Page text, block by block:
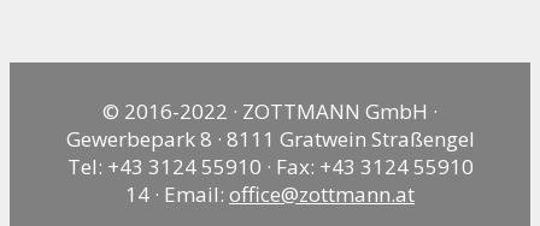
© 2016-2022 · ZOTTMANN GmbH ·
Gewerbepark 8 · 8111 Gratwein Straßengel
Tel: +43 3124 55910 · Fax: +43 3124 55910
14 · Email: office@zottmann.at